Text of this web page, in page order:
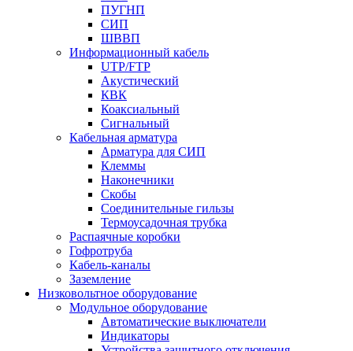
ПУГНП
СИП
ШВВП
Информационный кабель
UTP/FTP
Акустический
КВК
Коаксиальный
Сигнальный
Кабельная арматура
Арматура для СИП
Клеммы
Наконечники
Скобы
Соединительные гильзы
Термоусадочная трубка
Распаячные коробки
Гофротруба
Кабель-каналы
Заземление
Низковольтное оборудование
Модульное оборудование
Автоматические выключатели
Индикаторы